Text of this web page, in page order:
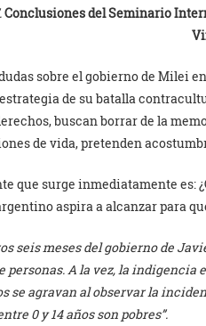
Conclusiones del Seminario
sobre el gobierno de Milei
de su batalla
buscan borrar de la
de vida, pretenden
que surge inmediatamente es:
aspira a alcanzar para
seis meses del gobierno de
personas. A la vez, la indigencia
se agravan al observar la
0 y 14 años son pobres”.